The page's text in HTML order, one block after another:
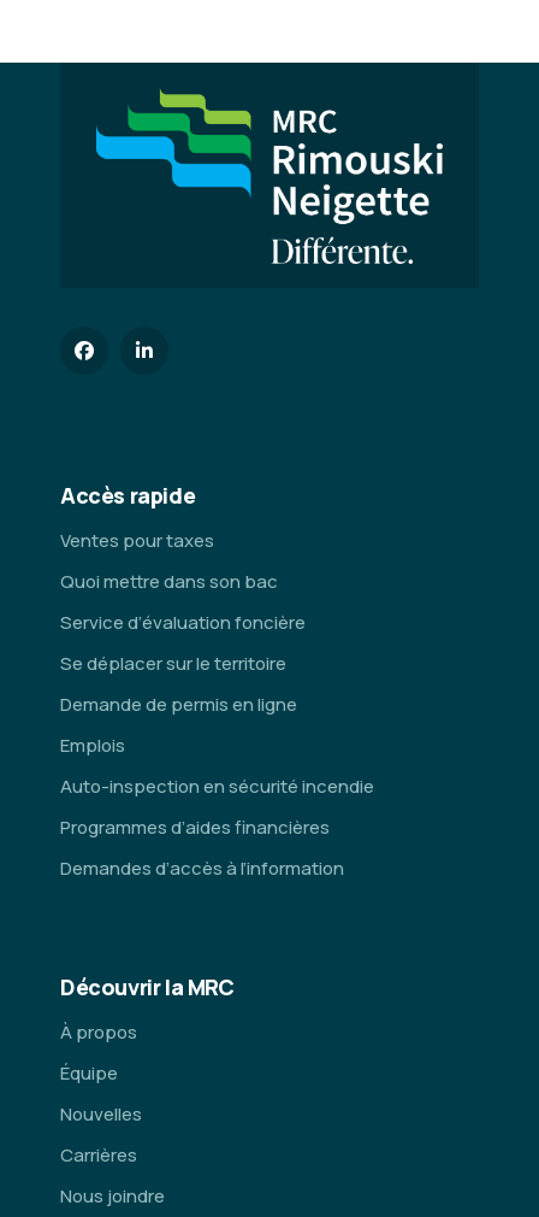
Accès rapide
Ventes pour taxes
Quoi mettre dans son bac
Service d’évaluation foncière
Se déplacer sur le territoire
Demande de permis en ligne
Emplois
Auto-inspection en sécurité incendie
Programmes d’aides financières
Demandes d’accès à l’information
Découvrir la MRC
À propos
Équipe
Nouvelles
Carrières
Nous joindre